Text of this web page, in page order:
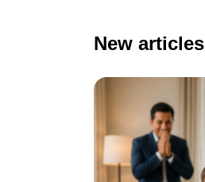
New articles